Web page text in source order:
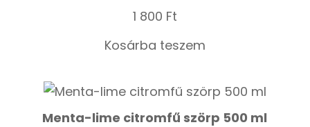
1 800 Ft
Kosárba teszem
Menta-lime citromfű szörp 500 ml